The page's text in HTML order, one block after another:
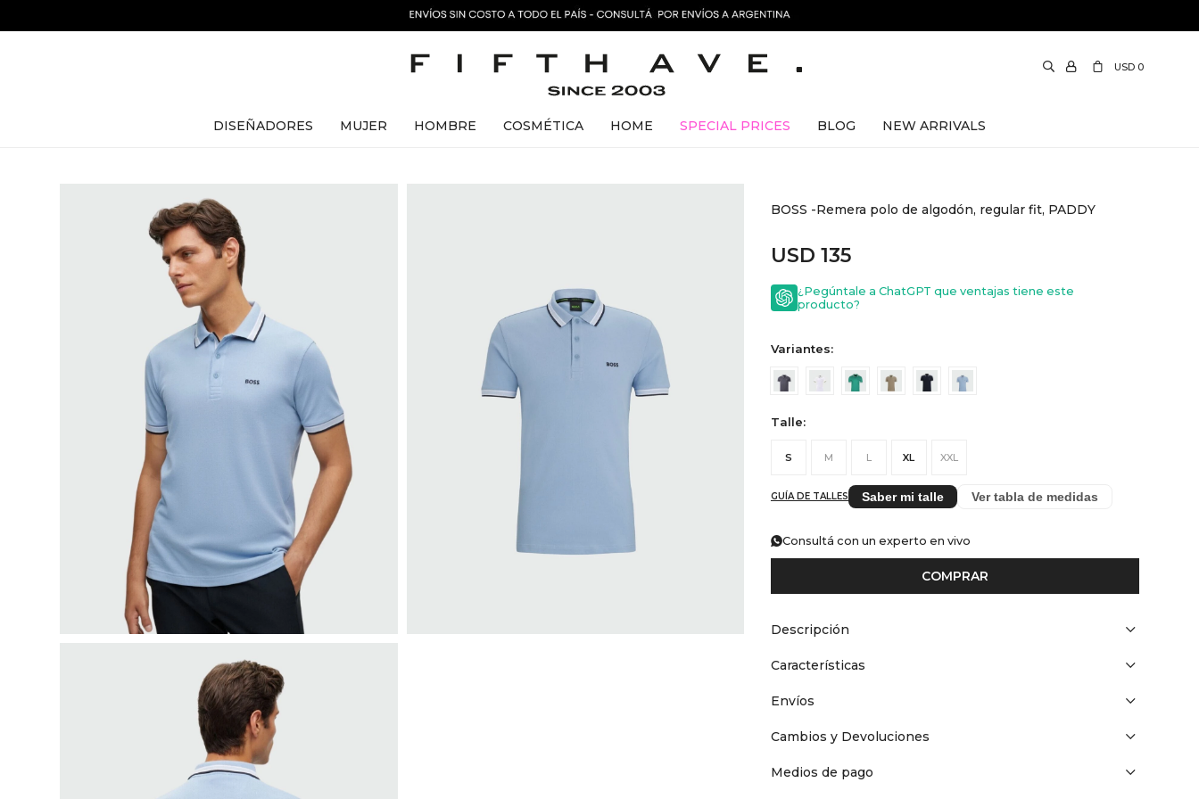
DISEÑADORES MUJER HOMBRE COSMÉTICA HOME SPECIAL PRICES BLOG NEW ARRIVALS
USD 0
BOSS -Remera polo de algodón, regular fit, PADDY
USD 135
¿Pegúntale a ChatGPT que ventajas tiene este
producto?
Variantes:
Talle:
S M L XL XXL
GUÍA DE TALLES Saber mi talle Ver tabla de medidas
Consultá con un experto en vivo
COMPRAR
Descripción
Características
Envíos
Cambios y Devoluciones
Medios de pago